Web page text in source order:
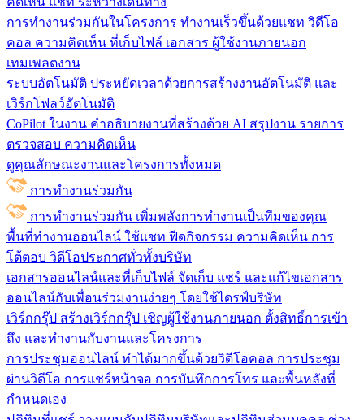
การทำงานร่วมกันในโครงการ ทํางานเร็วขึ้นด้วยแชท วิดีโอ
คอล ความคิดเห็น ที่เก็บไฟล์ เอกสาร ผู้ใช้งานภายนอก
เทมเพลตงาน
ระบบอัตโนมัติ ประหยัดเวลาด้วยการสร้างงานอัตโนมัติ และ
เวิร์กโฟลว์อัตโนมัติ
CoPilot ในงาน คำอธิบายงานที่สร้างด้วย AI สรุปงาน รายการ
ตรวจสอบ ความคิดเห็น
ดูคุณลักษณะงานและโครงการทั้งหมด
การทำงานร่วมกัน
การทำงานร่วมกัน เพิ่มพลังการทำงานเป็นทีมของคุณ
พื้นที่ทำงานออนไลน์ ใช้แชท ฟีดกิจกรรม ความคิดเห็น การ
โต้ตอบ วิดีโอประกาศทั่วทั้งบริษัท
เอกสารออนไลน์และที่เก็บไฟล์ จัดเก็บ แชร์ และแก้ไขเอกสาร
ออนไลน์กับเพื่อนร่วมงานง่ายๆ โดยใช้ไดรฟ์บริษัท
เวิร์กกรุ๊ป สร้างเวิร์กกรุ๊ป เชิญผู้ใช้งานภายนอก ตั้งสิทธิ์การเข้า
ถึง และทำงานกับงานและโครงการ
การประชุมออนไลน์ ทำได้มากขึ้นด้วยวิดีโอคอล การประชุม
ผ่านวิดีโอ การแชร์หน้าจอ การบันทึกการโทร และพื้นหลังที่
กำหนดเอง